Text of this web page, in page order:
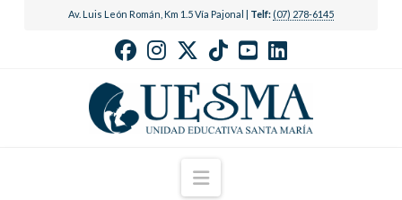
Av. Luis León Román, Km 1.5 Vía Pajonal | Telf: (07) 278-6145
Navigation